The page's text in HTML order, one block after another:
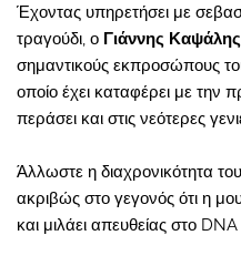
Έχοντας υπηρετήσει με
τραγούδι, ο Γιάννης Καψάλης
σημαντικούς εκπροσώπους
οποίο έχει καταφέρει με την
περάσει και στις νεότερες
Άλλωστε η διαχρονικότητα
ακριβώς στο γεγονός ότι η
και μιλάει απευθείας στο